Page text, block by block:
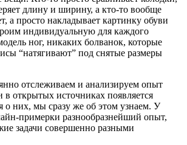
длину и ширину, а кто-то вообще
а просто накладывает картинку обуви
индивидуальную для каждого
ног, никаких болванок, которые
“натягивают” под снятые размеры
отслеживаем и анализируем опыт
в открытых источниках появляется
о них, мы сразу же об этом узнаем. У
примерки разнообразнейший опыт,
задачи совершенно разными